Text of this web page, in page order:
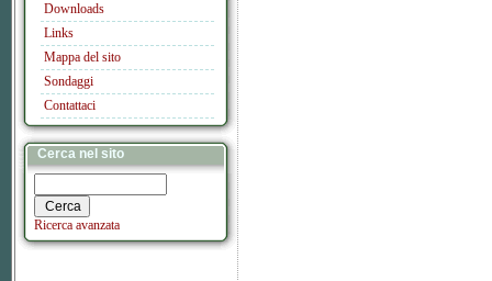
Downloads
Links
Mappa del sito
Sondaggi
Contattaci
Cerca nel sito
Ricerca avanzata